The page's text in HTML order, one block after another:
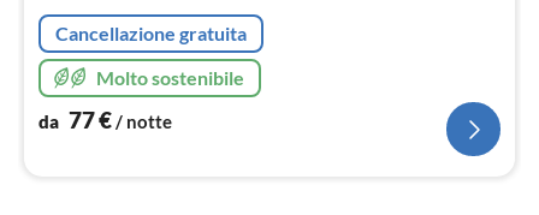
Cancellazione gratuita
Molto sostenibile
da 77€/ notte